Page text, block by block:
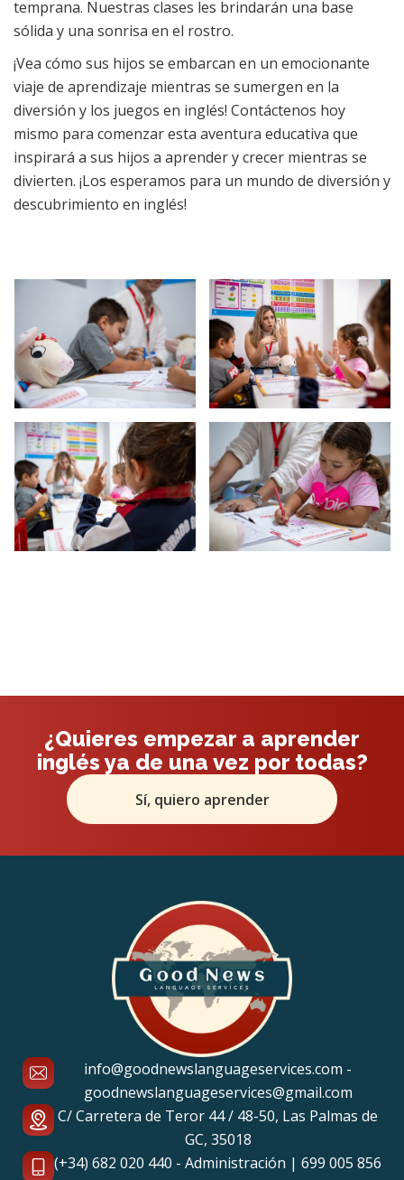
temprana. Nuestras clases les brindarán una base
sólida y una sonrisa en el rostro.
¡Vea cómo sus hijos se embarcan en un emocionante
viaje de aprendizaje mientras se sumergen en la
diversión y los juegos en inglés! Contáctenos hoy
mismo para comenzar esta aventura educativa que
inspirará a sus hijos a aprender y crecer mientras se
divierten. ¡Los esperamos para un mundo de diversión y
descubrimiento en inglés!
¿Quieres empezar a aprender
inglés ya de una vez por todas?
Sí, quiero aprender
info@goodnewslanguageservices.com -
goodnewslanguageservices@gmail.com
C/ Carretera de Teror 44 / 48-50, Las Palmas de
GC, 35018
(+34) 682 020 440 - Administración | 699 005 856